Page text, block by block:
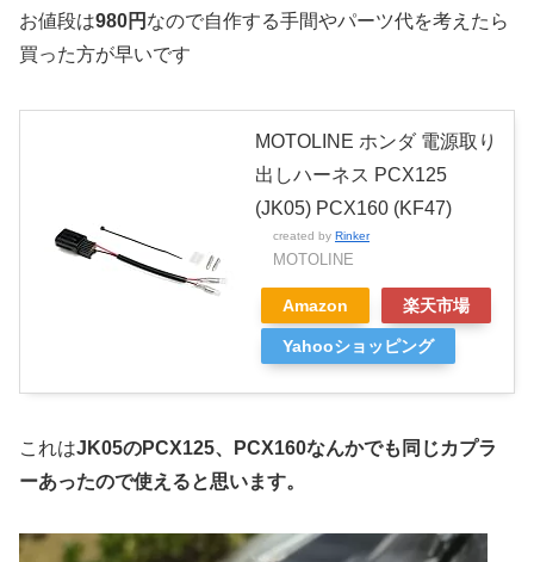
お値段は980円 なので自作する手間やパーツ代を考えたら
買った方が早いです
MOTOLINE ホンダ 電源取り
出しハーネス PCX125
(JK05) PCX160 (KF47)
created by Rinker
MOTOLINE
Amazon 楽天市場
Yahooショッピング
これはJK05のPCX125、PCX160なんかでも同じカプラ
ーあったので使えると思います。